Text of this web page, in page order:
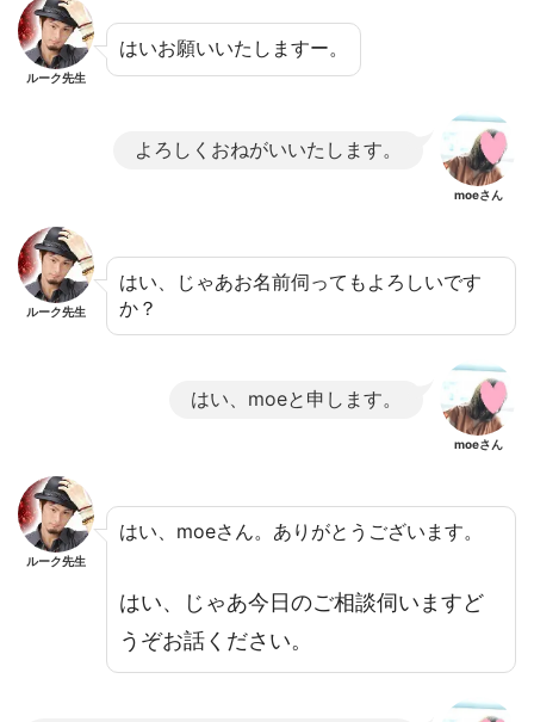
ルーク先生
はいお願いいたしますー。
よろしくおねがいいたします。
moeさん
ルーク先生
はい、じゃあお名前伺ってもよろしいです
か？
はい、moeと申します。
moeさん
ルーク先生
はい、moeさん。ありがとうございます。
はい、じゃあ今日のご相談伺いますど
うぞお話ください。